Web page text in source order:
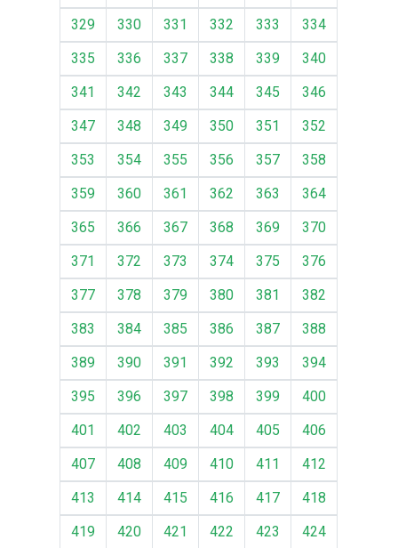
329
330 331 332 333
334
335
336 337 338 339
340
341
342 343 344 345
346
347
348 349 350 351
352
353
354 355 356 357
358
359
360 361 362 363
364
365
366 367 368 369
370
371
372 373 374 375
376
377
378 379 380 381
382
383
384 385 386 387
388
389
390 391 392 393
394
395
396 397 398 399
400
401
402 403 404 405
406
407
408 409 410 411
412
413
414 415 416 417
418
419
420 421 422 423 424